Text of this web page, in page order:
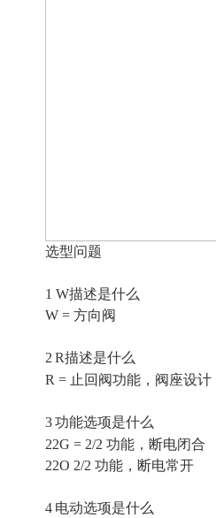
选型问题
1 W描述是什么
W = 方向阀
2 R描述是什么
R = 止回阀功能，阀座设计
3功能选项是什么
22G = 2/2 功能，断电闭合
22O 2/2 功能，断电常开
4 电动选项是什么